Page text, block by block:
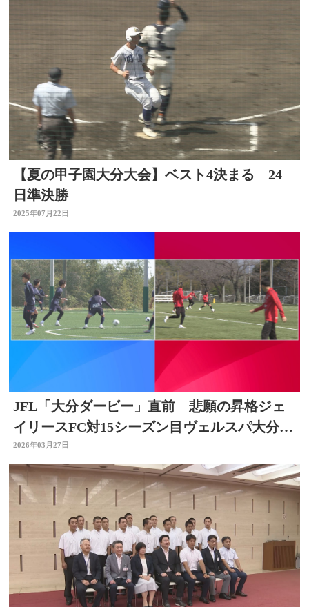
【夏の甲子園大分大会】ベスト4決まる 24
日準決勝
2025年07月22日
JFL「大分ダービー」直前 悲願の昇格ジェ
イリースFC対15シーズン目ヴェルスパ大分
意気込み語る
2026年03月27日